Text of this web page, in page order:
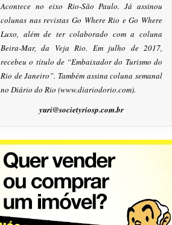
Acontece no eixo Rio-São Paulo. Já assinou
colunas nas revistas Go Where Rio e Go Where
Luxo, além de ter colaborado com a coluna
Beira-Mar, da Veja Rio. Em julho de 2017,
recebeu o título de “Embaixador do Turismo do
Rio de Janeiro”. Também assina coluna semanal
no Diário do Rio (www.diariodorio.com).
yuri@societyriosp.com.br